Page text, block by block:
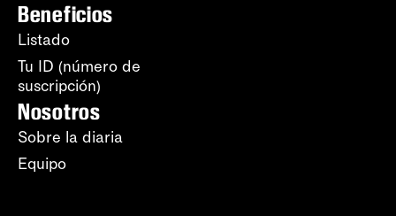
Beneficios
Listado
Tu ID (número de
suscripción)
Nosotros
Sobre la diaria
Equipo